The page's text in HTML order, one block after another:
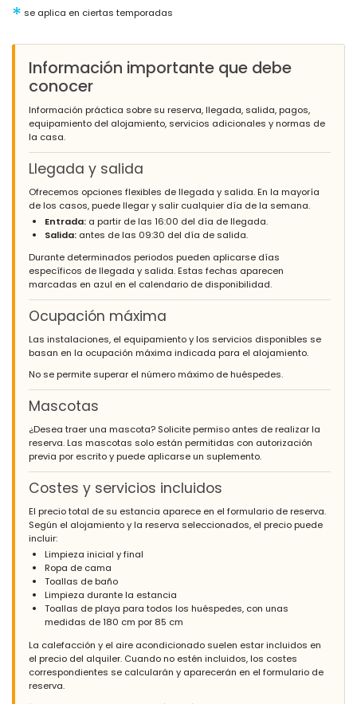
* se aplica en ciertas temporadas
Información importante que debe
conocer
Información práctica sobre su reserva, llegada, salida, pagos,
equipamiento del alojamiento, servicios adicionales y normas de
la casa.
Llegada y salida
Ofrecemos opciones flexibles de llegada y salida. En la mayoría
de los casos, puede llegar y salir cualquier día de la semana.
Entrada: a partir de las 16:00 del día de llegada.
Salida: antes de las 09:30 del día de salida.
Durante determinados periodos pueden aplicarse días
específicos de llegada y salida. Estas fechas aparecen
marcadas en azul en el calendario de disponibilidad.
Ocupación máxima
Las instalaciones, el equipamiento y los servicios disponibles se
basan en la ocupación máxima indicada para el alojamiento.
No se permite superar el número máximo de huéspedes.
Mascotas
¿Desea traer una mascota? Solicite permiso antes de realizar la
reserva. Las mascotas solo están permitidas con autorización
previa por escrito y puede aplicarse un suplemento.
Costes y servicios incluidos
El precio total de su estancia aparece en el formulario de reserva.
Según el alojamiento y la reserva seleccionados, el precio puede
incluir:
Limpieza inicial y final
Ropa de cama
Toallas de baño
Limpieza durante la estancia
Toallas de playa para todos los huéspedes, con unas
medidas de 180 cm por 85 cm
La calefacción y el aire acondicionado suelen estar incluidos en
el precio del alquiler. Cuando no estén incluidos, los costes
correspondientes se calcularán y aparecerán en el formulario de
reserva.